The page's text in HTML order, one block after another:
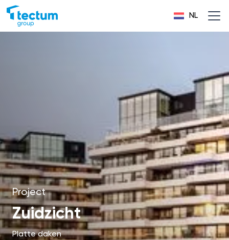
NL
Project
Zuidzicht
Platte daken